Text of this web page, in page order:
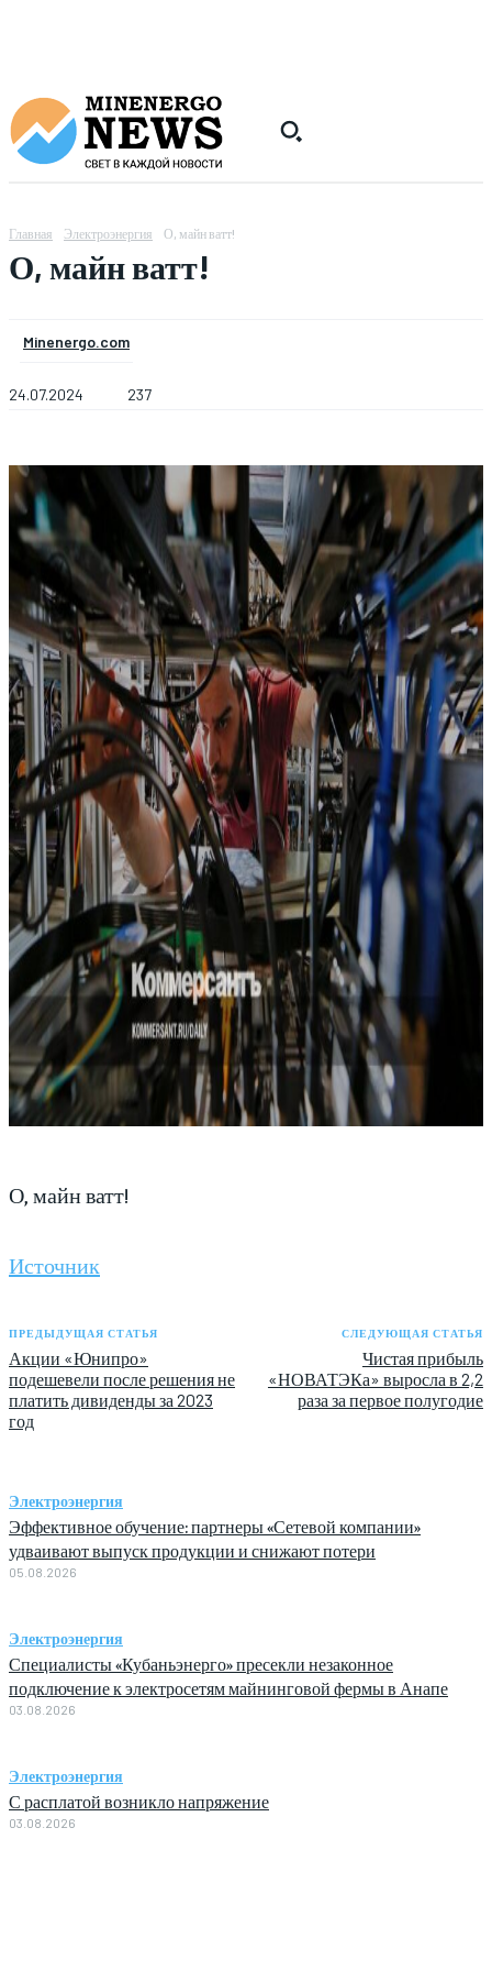
Главная Электроэнергия О, майн ватт!
О, майн ватт!
Minenergo.com
24.07.2024 237
О, майн ватт!
Источник
ПРЕДЫДУЩАЯ СТАТЬЯ
Акции «Юнипро»
подешевели после решения не
платить дивиденды за 2023
год
СЛЕДУЮЩАЯ СТАТЬЯ
Чистая прибыль
«НОВАТЭКа» выросла в 2,2
раза за первое полугодие
Электроэнергия
Эффективное обучение: партнеры «Сетевой компании»
удваивают выпуск продукции и снижают потери
05.08.2026
Электроэнергия
Специалисты «Кубаньэнерго» пресекли незаконное
подключение к электросетям майнинговой фермы в Анапе
03.08.2026
Электроэнергия
С расплатой возникло напряжение
03.08.2026